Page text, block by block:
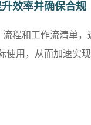
效率并确保合规
程和工作流清单
用，从而加速实